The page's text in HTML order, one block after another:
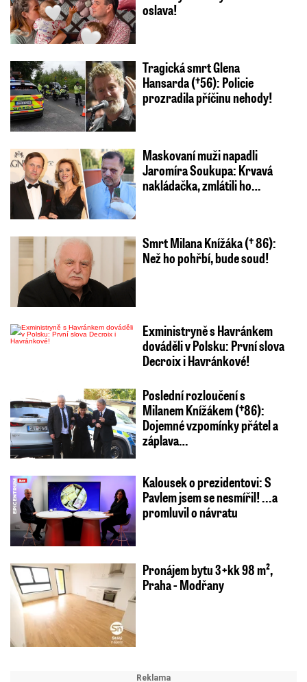
oslava!
Tragická smrt Glena
Hansarda (†56): Policie
prozradila příčinu nehody!
Maskovaní muži napadli
Jaromíra Soukupa: Krvavá
nakládačka, zmlátili ho…
Smrt Milana Knížáka († 86):
Než ho pohřbí, bude soud!
Exministryně s Havránkem
dováděli v Polsku: První slova
Decroix i Havránkové!
Poslední rozloučení s
Milanem Knížákem (†86):
Dojemné vzpomínky přátel a
záplava…
Kalousek o prezidentovi: S
Pavlem jsem se nesmířil! ...a
promluvil o návratu
Pronájem bytu 3+kk 98 m²,
Praha - Modřany